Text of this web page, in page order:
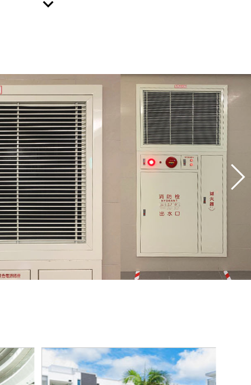
經TAF ETC 實驗室測試，符合 IP66 防護等級
」於 2025 年送交 台灣商品檢測驗證中心，依據 IEC 60529 標
測試， 已通過符合IP66
金舶獎【國際授權潛力組】
第26屆 台北國際安全科技應用博覽會
台北國際安全科技應用博覽會
(士)暨消防器材廠商績優楷模」-新北市消防器材
質獎
業股份有限公司 榮獲【學習式廠驗育成貢獻獎】
keyboard_arrow_down